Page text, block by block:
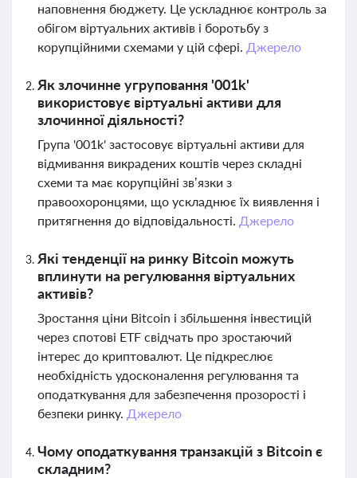
наповнення бюджету. Це ускладнює контроль за
обігом віртуальних активів і боротьбу з
корупційними схемами у цій сфері. Джерело
Як злочинне угруповання '001k'
використовує віртуальні активи для
злочинної діяльності?
Група '001k' застосовує віртуальні активи для
відмивання викрадених коштів через складні
схеми та має корупційні зв’язки з
правоохоронцями, що ускладнює їх виявлення і
притягнення до відповідальності. Джерело
Які тенденції на ринку Bitcoin можуть
вплинути на регулювання віртуальних
активів?
Зростання ціни Bitcoin і збільшення інвестицій
через спотові ETF свідчать про зростаючий
інтерес до криптовалют. Це підкреслює
необхідність удосконалення регулювання та
оподаткування для забезпечення прозорості і
безпеки ринку. Джерело
Чому оподаткування транзакцій з Bitcoin є
складним?